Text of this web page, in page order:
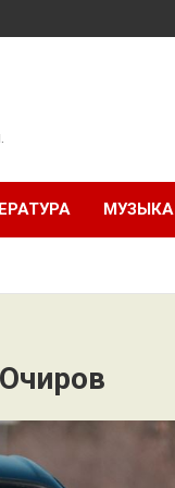
МУЗЫКА